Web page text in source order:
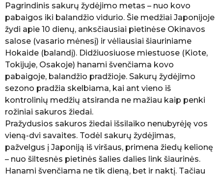
Pagrindinis sakurų žydėjimo metas – nuo kovo
pabaigos iki balandžio vidurio. Šie medžiai Japonijoje
žydi apie 10 dienų, anksčiausiai pietinėse Okinavos
salose (vasario mėnesį) ir vėliausiai šiauriniame
Hokaide (balandį). Didžiuosiuose miestuose (Kiote,
Tokijuje, Osakoje) hanami švenčiama kovo
pabaigoje, balandžio pradžioje. Sakurų žydėjimo
sezono pradžia skelbiama, kai ant vieno iš
kontrolinių medžių atsiranda ne mažiau kaip penki
rožiniai sakuros žiedai.
Pražydusios sakuros žiedai išsilaiko nenubyrėję vos
vieną-dvi savaites. Todėl sakurų žydėjimas,
pažvelgus į Japoniją iš viršaus, primena žiedų kelionę
– nuo šiltesnės pietinės šalies dalies link šiaurinės.
Hanami švenčiama ne tik dieną, bet ir naktį. Tačiau